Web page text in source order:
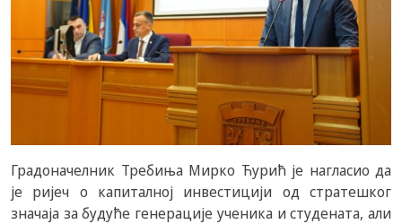
Градоначелник Требиња Мирко Ћурић је нагласио да
је ријеч о капиталној инвестицији од стратешког
значаја за будуће генерације ученика и студената, али